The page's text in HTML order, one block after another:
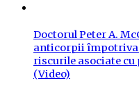
Doctorul Peter A.
anticorpii împotriva
riscurile asociate
(Video)